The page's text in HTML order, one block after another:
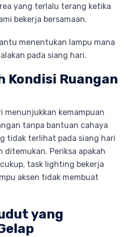
yang terlalu terang ketika
bekerja bersamaan.
menentukan lampu mana
pada siang hari.
Kondisi Ruangan
menunjukkan kemampuan
tanpa bantuan cahaya
tidak terlihat pada siang hari
ditemukan. Periksa apakah
task lighting bekerja
aksen tidak membuat
yang